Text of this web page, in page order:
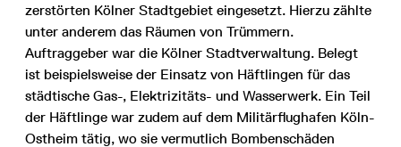
zerstörten Kölner Stadtgebiet eingesetzt. Hierzu zählte
unter anderem das Räumen von Trümmern.
Auftraggeber war die Kölner Stadtverwaltung. Belegt
ist beispielsweise der Einsatz von Häftlingen für das
städtische Gas-, Elektrizitäts- und Wasserwerk. Ein Teil
der Häftlinge war zudem auf dem Militärflughafen Köln-
Ostheim tätig, wo sie vermutlich Bombenschäden